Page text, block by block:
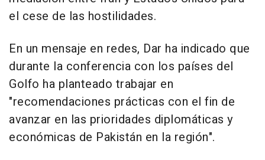
el cese de las hostilidades.
En un mensaje en redes, Dar ha indicado que
durante la conferencia con los países del
Golfo ha planteado trabajar en
"recomendaciones prácticas con el fin de
avanzar en las prioridades diplomáticas y
económicas de Pakistán en la región".